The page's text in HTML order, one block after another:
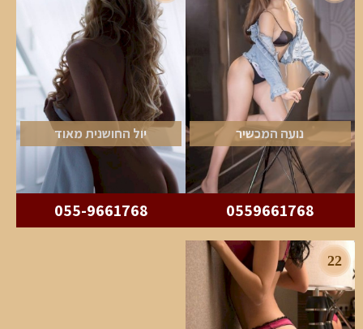
נועה המכשיר
0559661768
יול החושנית מאוד
055-9661768
22